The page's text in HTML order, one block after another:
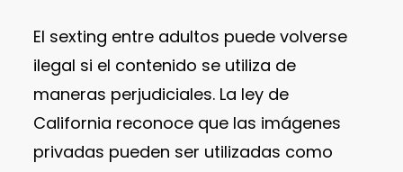
El sexting entre adultos puede volverse
ilegal si el contenido se utiliza de
maneras perjudiciales. La ley de
California reconoce que las imágenes
privadas pueden ser utilizadas como